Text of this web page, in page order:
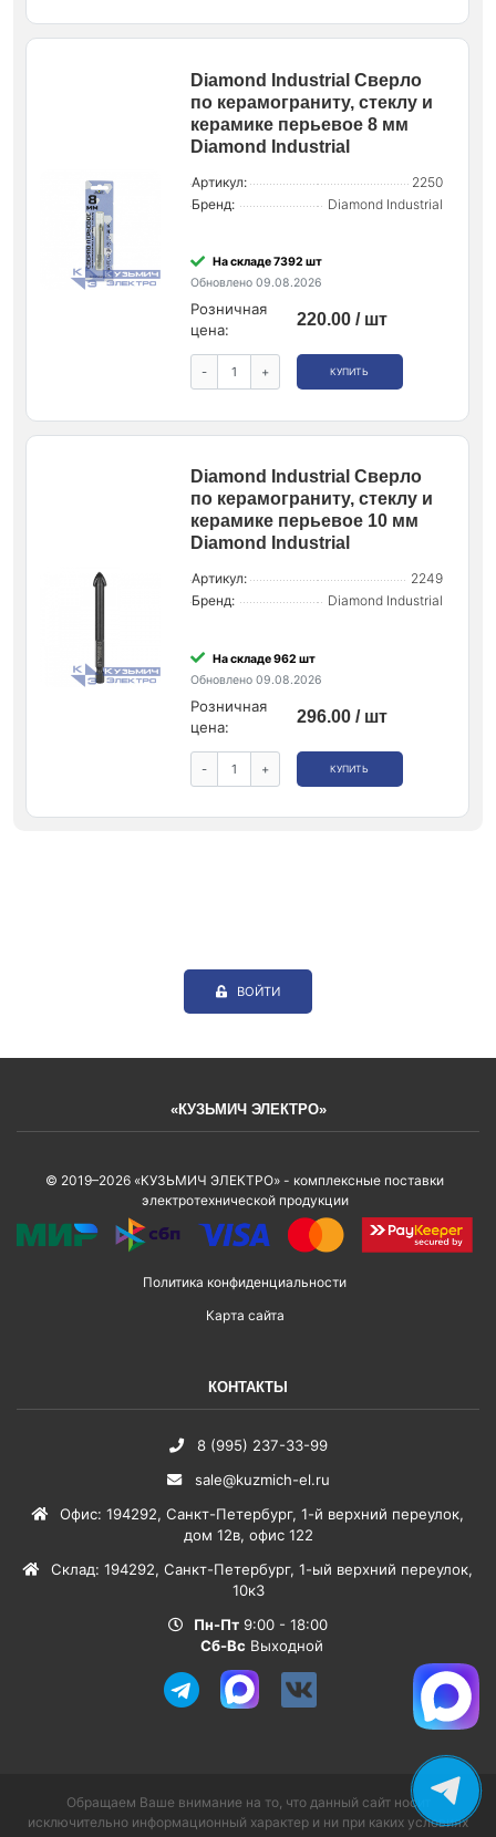
Diamond Industrial Сверло
по керамограниту, стеклу и
керамике перьевое 8 мм
Diamond Industrial
Артикул:
2250
Бренд:
Diamond Industrial
На складе 7392 шт
Обновлено 09.08.2026
Розничная
цена:
220.00 / шт
- + КУПИТЬ
Diamond Industrial Сверло
по керамограниту, стеклу и
керамике перьевое 10 мм
Diamond Industrial
Артикул:
2249
Бренд:
Diamond Industrial
На складе 962 шт
Обновлено 09.08.2026
Розничная
цена:
296.00 / шт
- + КУПИТЬ
ВОЙТИ
«КУЗЬМИЧ ЭЛЕКТРО»
© 2019–2026 «КУЗЬМИЧ ЭЛЕКТРО» - комплексные поставки
электротехнической продукции
Политика конфиденциальности
Карта сайта
КОНТАКТЫ
8 (995) 237-33-99
sale@kuzmich-el.ru
Офис: 194292, Санкт-Петербург, 1-й верхний переулок,
дом 12в, офис 122
Склад: 194292, Санкт-Петербург, 1-ый верхний переулок,
10к3
Пн-Пт 9:00 - 18:00
Сб-Вс Выходной
Обращаем Ваше внимание на то, что данный сайт носит
исключительно информационный характер и ни при каких условиях